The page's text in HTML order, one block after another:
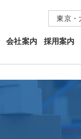
東京・
会社案内 採用案内